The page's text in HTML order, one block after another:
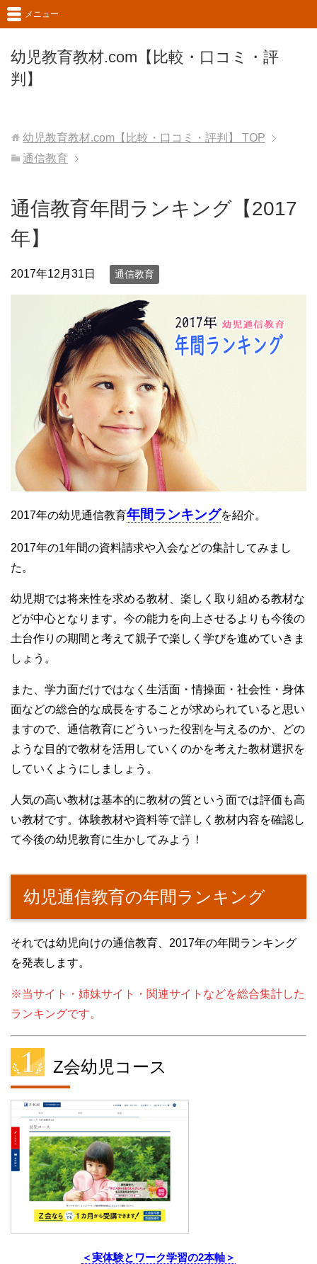
幼児教育教材.com【比較・口コミ・評
判】
メニュー
幼児教育教材.com【比較・口コミ・評判】
TOP
通信教育
通信教育年間ランキング【2017
年】
2017年12月31日 通信教育
2017年の幼児通信教育年間ランキングを紹介。
2017年の1年間の資料請求や入会などの集計してみまし
た。
幼児期では将来性を求める教材、楽しく取り組める教材な
どが中心となります。今の能力を向上させるよりも今後の
土台作りの期間と考えて親子で楽しく学びを進めていきま
しょう。
また、学力面だけではなく生活面・情操面・社会性・身体
面などの総合的な成長をすることが求められていると思い
ますので、通信教育にどういった役割を与えるのか、どの
ような目的で教材を活用していくのかを考えた教材選択を
していくようにしましょう。
人気の高い教材は基本的に教材の質という面では評価も高
い教材です。体験教材や資料等で詳しく教材内容を確認し
て今後の幼児教育に生かしてみよう！
幼児通信教育の年間ランキング
それでは幼児向けの通信教育、2017年の年間ランキング
を発表します。
※当サイト・姉妹サイト・関連サイトなどを総合集計した
ランキングです。
Z会幼児コース
＜実体験とワーク学習の2本軸＞